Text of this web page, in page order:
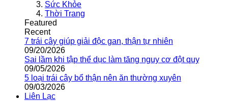
Sức Khỏe
Thời Trang
Featured
Recent
7 trái cây giúp giải độc gan, thận tự nhiên
09/20/2026
Sai lầm khi tập thể dục làm tăng nguy cơ đột quỵ
09/05/2026
5 loại trái cây bổ thận nên ăn thường xuyên
09/03/2026
Liên Lạc